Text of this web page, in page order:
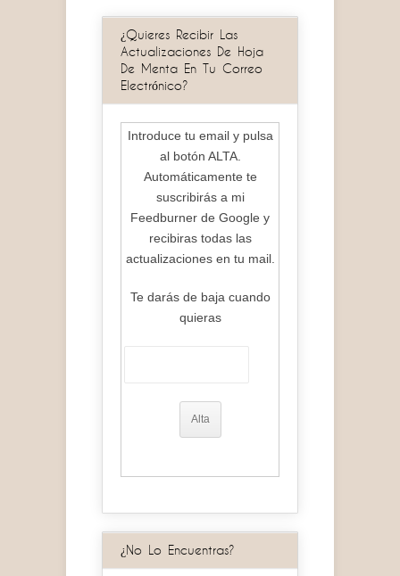
¿Quieres Recibir Las
Actualizaciones De Hoja
De Menta En Tu Correo
Electrónico?
Introduce tu email y pulsa
al botón ALTA.
Automáticamente te
suscribirás a mi
Feedburner de Google y
recibiras todas las
actualizaciones en tu mail.
Te darás de baja cuando
quieras
¿No Lo Encuentras?